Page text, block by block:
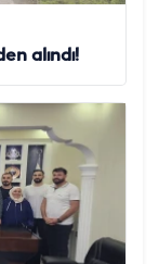
alındı!